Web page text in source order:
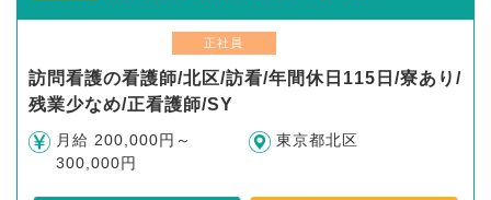
正社員
訪問看護の看護師/北区/訪看/年間休日115日/寮あり/
残業少なめ/正看護師/SY
月給 200,000円～
300,000円
東京都北区